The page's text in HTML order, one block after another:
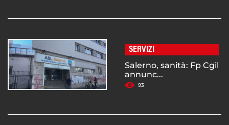
SERVIZI
Salerno, sanità: Fp Cgil
annunc...
93